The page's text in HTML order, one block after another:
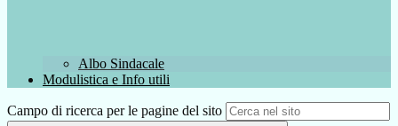
Albo Sindacale
Modulistica e Info utili
Campo di ricerca per le pagine del sito